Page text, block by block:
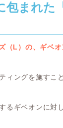
まれた
（L）の、ギベ
ィングを施すこ
るギベオンに対